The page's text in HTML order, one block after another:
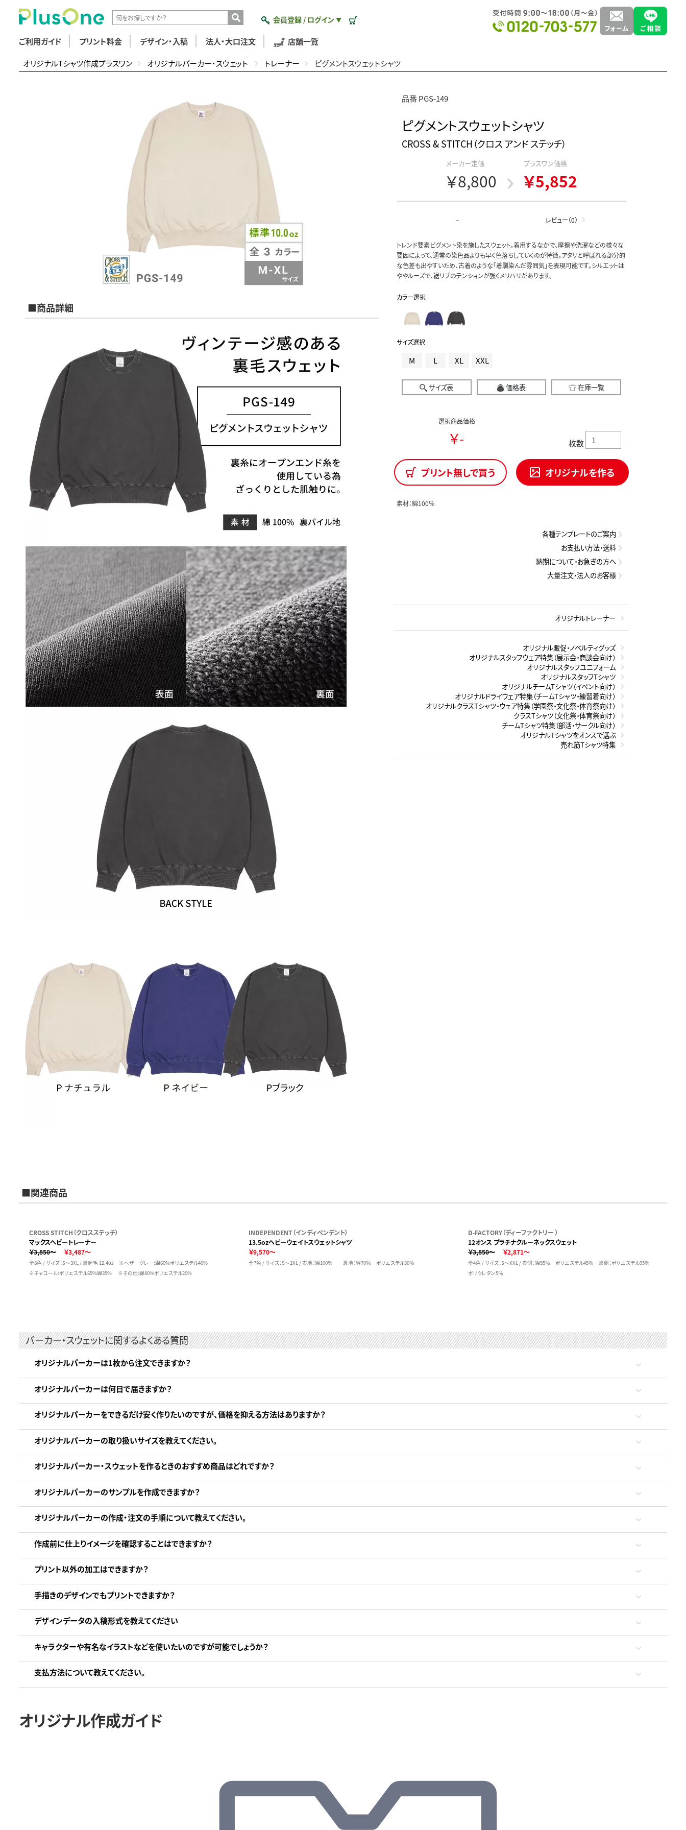
会員登録 / ログイン ▼
ご利用ガイド プリント料金 デザイン・入稿 法人・大口注文 店舗一覧
オリジナルTシャツ作成プラスワン オリジナルパーカー・スウェット トレーナー ピグメントスウェットシャツ
■商品詳細
品番 PGS-149
ピグメントスウェットシャツ
CROSS & STITCH（クロス アンド ステッチ）
メーカー定価
￥8,800
プラスワン価格
￥5,852
- レビュー（0）
トレンド要素ピグメント染を施したスウェット。着用するなかで、摩擦や洗濯などの様々な
要因によって、通常の染色品よりも早く色落ちしていくのが特徴。アタリと呼ばれる部分的
な色差も出やすいため、古着のような「着馴染んだ雰囲気」を表現可能です。シルエットは
ややルーズで、裾リブのテンションが強くメリハリがあります。
カラー選択
サイズ選択
M L XL XXL
サイズ表 価格表 在庫一覧
選択商品価格
￥- 枚数
プリント無しで買う オリジナルを作る
素材：綿100％
各種テンプレートのご案内
お支払い方法・送料
納期について・お急ぎの方へ
大量注文・法人のお客様
オリジナルトレーナー
オリジナル販促・ノベルティグッズ
オリジナルスタッフウェア特集（展示会・商談会向け）
オリジナルスタッフユニフォーム
オリジナルスタッフTシャツ
オリジナルチームTシャツ（イベント向け）
オリジナルドライウェア特集（チームTシャツ・練習着向け）
オリジナルクラスTシャツ・ウェア特集（学園祭・文化祭・体育祭向け）
クラスTシャツ（文化祭・体育祭向け）
チームTシャツ特集（部活・サークル向け）
オリジナルTシャツをオンスで選ぶ
売れ筋Tシャツ特集
■関連商品
CROSS STITCH（クロスステッチ）
マックスヘビートレーナー
￥3,850～
￥3,487～
全8色 / サイズ：S～3XL / 裏起毛 12.4oz ※ヘザーグレー:綿60%ポリエステル40%
※チャコール:ポリエステル65%綿35% ※その他:綿80%ポリエステル20%
INDEPENDENT（インディペンデント）
13.5ozヘビーウェイトスウェットシャツ
￥9,570～
全7色 / サイズ：S～2XL / 表地：綿100％ 裏地：綿70％ ポリエステル30％
D-FACTORY（ディーファクトリー ）
12オンス プラチナクルーネックスウェット
￥3,850～
￥2,871～
全4色 / サイズ：S～XXL / 表側：綿55％ ポリエステル45％ 裏側：ポリエステル95％
ポリウレタン5％
パーカー・スウェットに関するよくある質問
オリジナルパーカーは1枚から注文できますか？
オリジナルパーカーは何日で届きますか？
オリジナルパーカーをできるだけ安く作りたいのですが、価格を抑える方法はありますか？
オリジナルパーカーの取り扱いサイズを教えてください。
オリジナルパーカー・スウェットを作るときのおすすめ商品はどれですか？
オリジナルパーカーのサンプルを作成できますか？
オリジナルパーカーの作成・注文の手順について教えてください。
作成前に仕上りイメージを確認することはできますか？
プリント以外の加工はできますか？
手描きのデザインでもプリントできますか？
デザインデータの入稿形式を教えてください
キャラクターや有名なイラストなどを使いたいのですが可能でしょうか？
支払方法について教えてください。
オリジナル作成ガイド